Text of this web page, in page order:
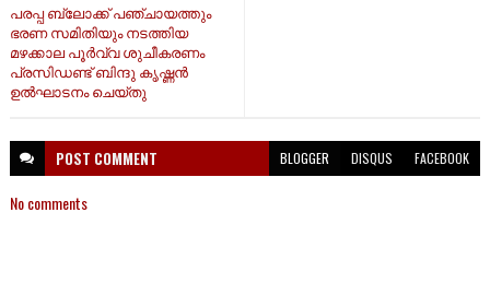
പരപ്പ ബ്ലോക്ക് പഞ്ചായത്തും
ഭരണ സമിതിയും നടത്തിയ
മഴക്കാല പൂർവ്വ ശുചീകരണം
പ്രസിഡണ്ട് ബിന്ദു കൃഷ്ണൻ
ഉൽഘാടനം ചെയ്തു
POST COMMENT BLOGGER DISQUS FACEBOOK
No comments